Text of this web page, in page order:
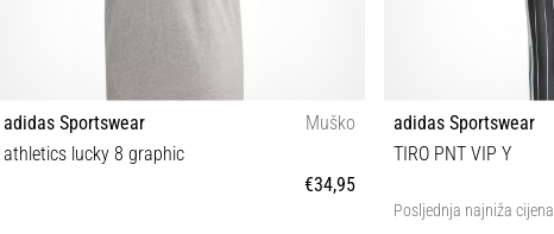
adidas Sportswear
Muško
athletics lucky 8 graphic
€34,95
adidas Sportswear
TIRO PNT VIP Y
Posljednja najniža cijena